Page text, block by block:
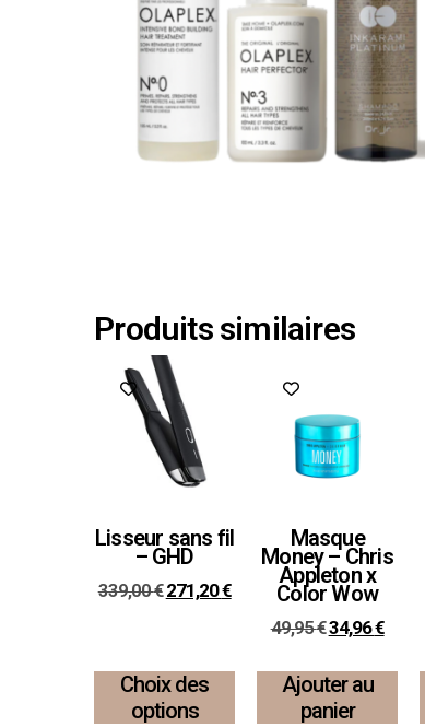
Produits similaires
Lisseur sans fil
– GHD
339,00€ 271,20€
Choix des
options
Masque
Money – Chris
Appleton x
Color Wow
49,95€34,96€
Ajouter au
panier